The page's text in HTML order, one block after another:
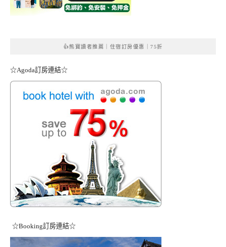
👍熊寶讀者推薦｜住宿訂房優惠｜75折
☆Agoda訂房連結☆
☆Booking訂房連結☆